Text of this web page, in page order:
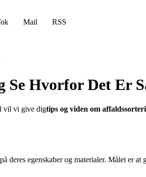
Mail RSS
Se Hvorfor Det Er
vil vi give digtips og viden om
deres egenskaber og materialer. Målet er